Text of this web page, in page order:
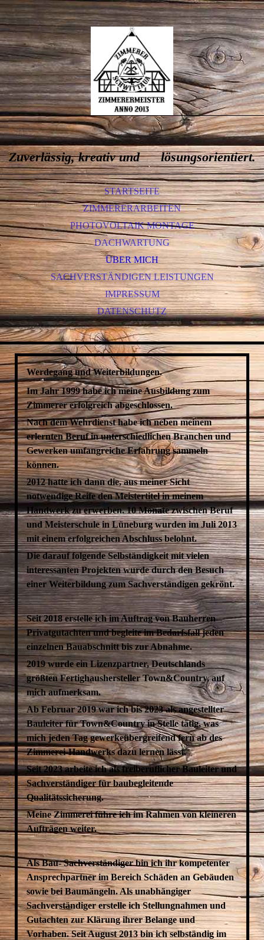
Zuverlässig, kreativ und lösungsorientiert.
STARTSEITE
ZIMMERERARBEITEN
PHOTOVOLTAIK MONTAGE
DACHWARTUNG
ÜBER MICH
SACHVERSTÄNDIGEN LEISTUNGEN
IMPRESSUM
DATENSCHUTZ
Werdegang und Weiterbildungen.
Im Jahr 1999 habe ich meine Ausbildung zum
Zimmerer erfolgreich abgeschlossen.
Nach dem Wehrdienst habe ich neben meinem
erlernten Beruf in unterschiedlichen Branchen und
Gewerken umfangreiche Erfahrung sammeln
können.
2012 hatte ich dann die, aus meiner Sicht
notwendige Reife den Meistertitel in meinem
Handwerk zu erwerben. 10 Monate zwischen Beruf
und Meisterschule in Lüneburg wurden im Juli 2013
mit einem erfolgreichen Abschluss belohnt.
Die darauf folgende Selbständigkeit mit vielen
interessanten Projekten wurde durch den Besuch
einer Weiterbildung zum Sachverständigen gekrönt.
Seit 2018 erstelle ich im Auftrag von Bauherren
Privatgutachten und begleite im Bedarfsfall jeden
einzelnen Bauabschnitt bis zur Abnahme.
2019 wurde ein Lizenzpartner, Deutschlands
größten Fertighaushersteller Town&Country, auf
mich aufmerksam.
Ab Februar 2019 war ich bis 2023 als angestellter
Bauleiter für Town&Country in Stelle tätig, was
mich jeden Tag gewerkeübergreifend fern ab des
Zimmerei-Handwerks dazu lernen lässt.
Seit 2023 arbeite ich als freiberuflicher Bauleiter und
Sachverständiger für baubegleitende
Qualitätssicherung.
Meine Zimmerei führe ich im Rahmen von kleineren
Aufträgen weiter.
Als Bau- Sachverständiger bin ich ihr kompetenter
Ansprechpartner im Bereich Schäden an Gebäuden
sowie bei Baumängeln. Als unabhängiger
Sachverständiger erstelle ich Stellungnahmen und
Gutachten zur Klärung ihrer Belange und
Vorhaben. Seit August 2013 bin ich selbständig im